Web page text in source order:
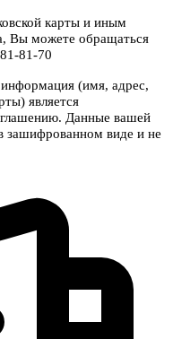
карты и иным
Вы можете обращаться
81-70
(имя, адрес,
является
Данные вашей
зашифрованном виде и не